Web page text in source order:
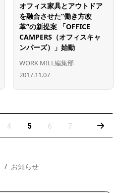
オフィス家具とアウトドア
を融合させた”働き方改
革”の新提案 「OFFICE
CAMPERS（オフィスキャ
ンパーズ）」始動
WORK MILL編集部
2017.11.07
4 5 6 7
お知らせ